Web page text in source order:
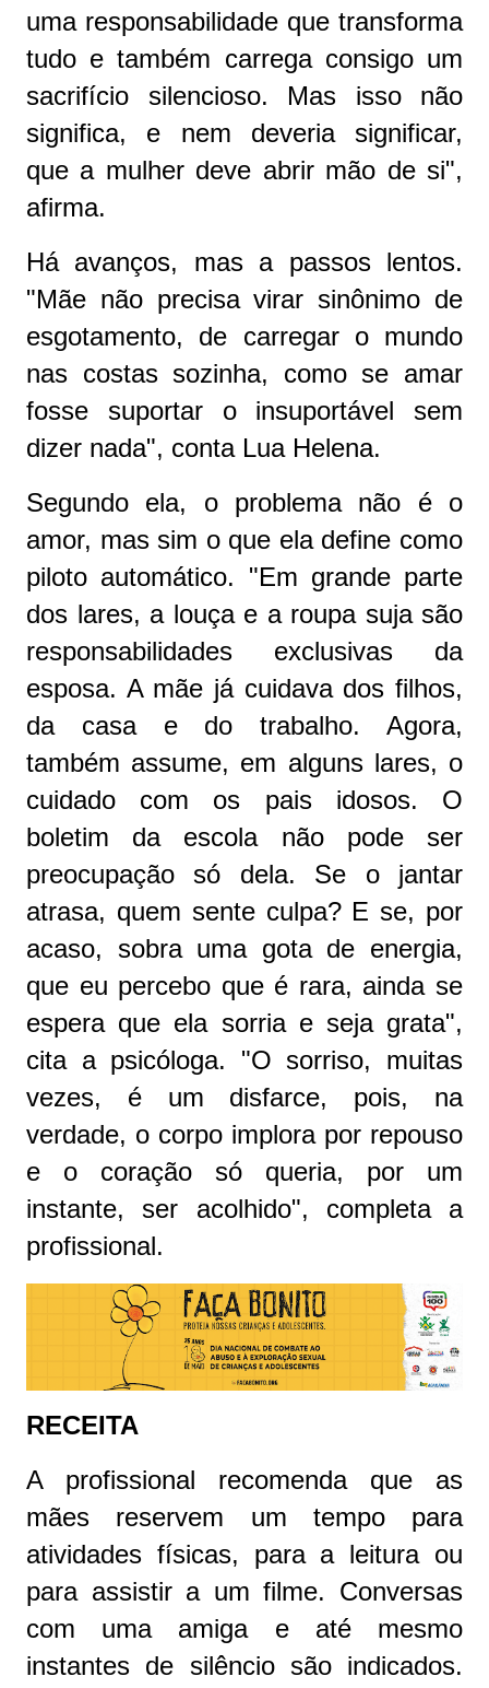
uma responsabilidade que transforma
tudo e também carrega consigo um
sacrifício silencioso. Mas isso não
significa, e nem deveria significar,
que a mulher deve abrir mão de si",
afirma.
Há avanços, mas a passos lentos.
"Mãe não precisa virar sinônimo de
esgotamento, de carregar o mundo
nas costas sozinha, como se amar
fosse suportar o insuportável sem
dizer nada", conta Lua Helena.
Segundo ela, o problema não é o
amor, mas sim o que ela define como
piloto automático. "Em grande parte
dos lares, a louça e a roupa suja são
responsabilidades exclusivas da
esposa. A mãe já cuidava dos filhos,
da casa e do trabalho. Agora,
também assume, em alguns lares, o
cuidado com os pais idosos. O
boletim da escola não pode ser
preocupação só dela. Se o jantar
atrasa, quem sente culpa? E se, por
acaso, sobra uma gota de energia,
que eu percebo que é rara, ainda se
espera que ela sorria e seja grata",
cita a psicóloga. "O sorriso, muitas
vezes, é um disfarce, pois, na
verdade, o corpo implora por repouso
e o coração só queria, por um
instante, ser acolhido", completa a
profissional.
RECEITA
A profissional recomenda que as
mães reservem um tempo para
atividades físicas, para a leitura ou
para assistir a um filme. Conversas
com uma amiga e até mesmo
instantes de silêncio são indicados.